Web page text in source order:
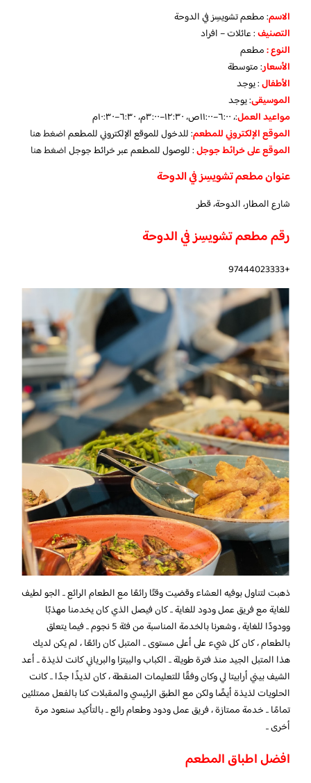
الاسم: مطعم تشويسِز في الدوحة
التصنيف: عائلات – افراد
النوع :مطعم
الأسعار:متوسطة
الأطفال:يوجد
الموسيقى:يوجد
مواعيد العمل:، ٦:٠٠–١١:٠٠ص، ١٢:٣٠–٣:٠٠م، ٦:٣٠–١٠:٣٠م
الموقع الإلكتروني للمطعم: للدخول للموقع الإلكتروني للمطعماضغط هنا
الموقع على خرائط جوجل: للوصول للمطعم عبر خرائط جوجلاضغط هنا
عنوان مطعم تشويسِز في الدوحة
شارع المطار، الدوحة، قطر
رقم مطعم تشويسِز في الدوحة
+97444023333
ذهبت لتناول بوفيه العشاء وقضيت وقتًا رائعًا مع الطعام الرائع .. الجو لطيف
للغاية مع فريق عمل ودود للغاية .. كان فيصل الذي كان يخدمنا مهذبًا
وودودًا للغاية ، وشعرنا بالخدمة المناسبة من فئة 5 نجوم .. فيما يتعلق
بالطعام ، كان كل شيء على أعلى مستوى .. المتبل كان رائعًا ، لم يكن لديك
هذا المتبل الجيد منذ فترة طويلة .. الكباب والبيتزا والبرياني كانت لذيذة .. أعد
الشيف بيني أرابيتا لي وكان وفقًا للتعليمات المنقطة ، كان لذيذًا جدًا .. كانت
الحلويات لذيذة أيضًا ولكن مع الطبق الرئيسي والمقبلات كنا بالفعل ممتلئين
تمامًا .. خدمة ممتازة ، فريق عمل ودود وطعام رائع .. بالتأكيد سنعود مرة
أخرى ..
افضل اطباق المطعم